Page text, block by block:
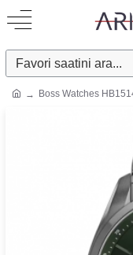
Boss Watches